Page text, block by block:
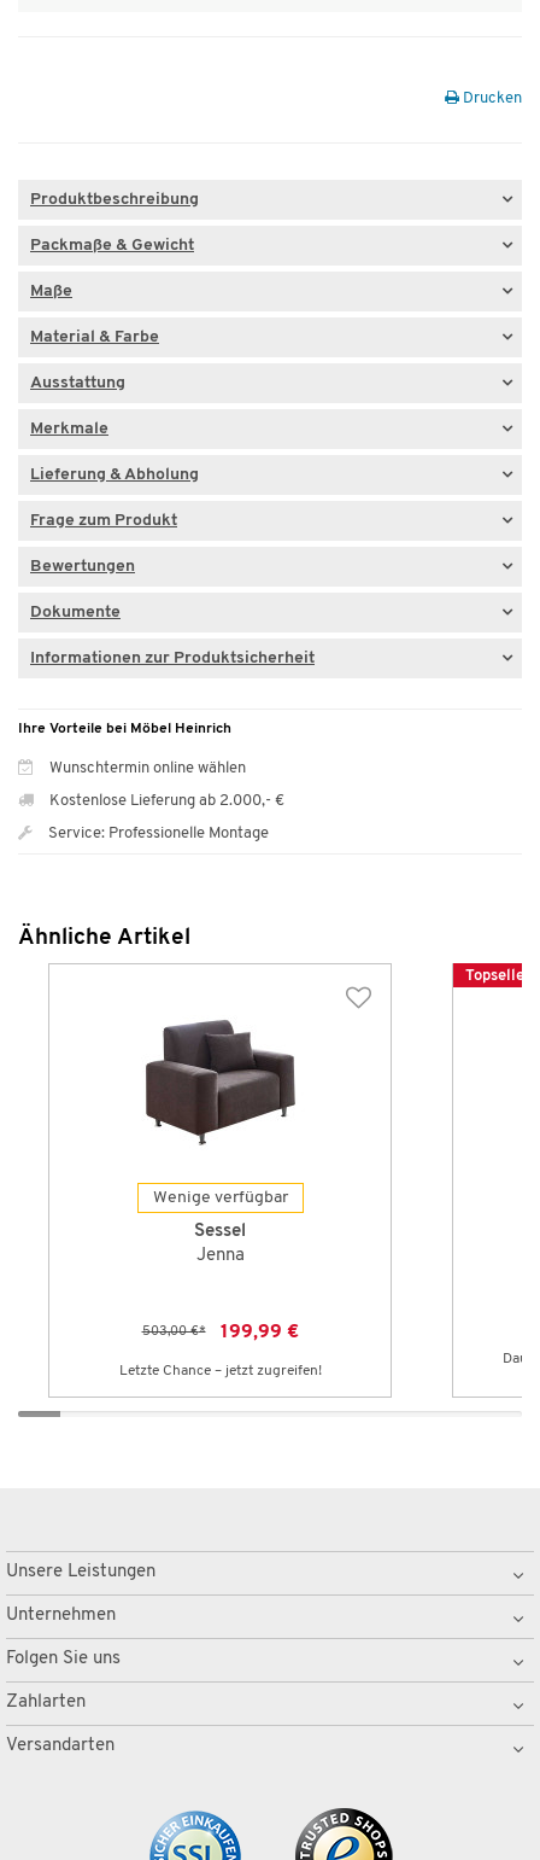
Drucken
Produktbeschreibung
Packmaße & Gewicht
Maße
Material & Farbe
Ausstattung
Merkmale
Lieferung & Abholung
Frage zum Produkt
Bewertungen
Dokumente
Informationen zur Produktsicherheit
Ihre Vorteile bei Möbel Heinrich
Wunschtermin online wählen
Kostenlose Lieferung ab 2.000,- €
Service: Professionelle Montage
Ähnliche Artikel
Wenige verfügbar
Sessel
Jenna
503,00 €* 199,99 €
Letzte Chance – jetzt zugreifen!
Topseller
Unsere Leistungen
Unternehmen
Folgen Sie uns
Zahlarten
Versandarten